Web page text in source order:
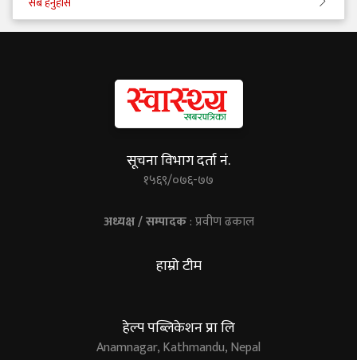
सूचना विभाग दर्ता नं.
१५६९/०७६-७७
अध्यक्ष / सम्पादक: प्रवीण ढकाल
हाम्रो टीम
हेल्प पब्लिकेशन प्रा लि
Anamnagar, Kathmandu, Nepal